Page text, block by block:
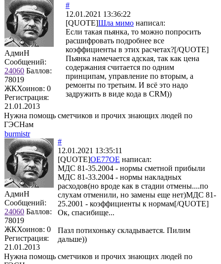
АдмиН
Сообщений:
24060 Баллов:
78019
ЖКХоинов: 0
Регистрация:
21.01.2013
#
12.01.2021 13:36:22
[QUOTE]Шла мимо написал:
Если такая пьянка, то можно попросить
расшифровать подробнее все
коэффициенты в этих расчетах?[/QUOTE]
Пьянка намечается адская, так как цена
содержания считается по одним
принципам, управление по вторым, а
ремонты по третьим. И всё это надо
задружить в виде кода в CRM))
Нужна помощь сметчиков и прочих знающих людей по
ГЭСНам
burmistr
АдмиН
Сообщений:
24060 Баллов:
78019
ЖКХоинов: 0
Регистрация:
21.01.2013
#
12.01.2021 13:35:11
[QUOTE]OE77OE написал:
МДС 81-35.2004 - нормы сметной прибыли
МДС 81-33.2004 - нормы накладных
расходов(но вроде как в стадии отмены....по
слухам отменили, но замены еще нет)МДС 81-
25.2001 - коэффициенты к нормам[/QUOTE]
Ок, спасибище...
Пазл потихоньку складывается. Пилим
дальше))
Нужна помощь сметчиков и прочих знающих людей по